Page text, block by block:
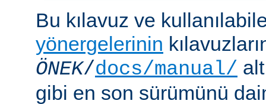
Bu kılavuz ve
yönergelerinin
ÖNEK/docs/manual/
gibi en son sürümünü